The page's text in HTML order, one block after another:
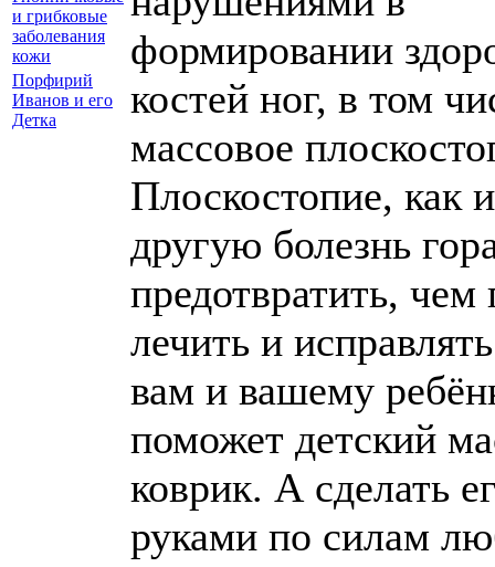
формировании
костей ног, в том
массовое
Плоскостопие, как
другую болезнь
предотвратить, чем
лечить и
вам и вашему
поможет детский
коврик. А сделать
руками по силам
и грибковые
заболевания
кожи
Порфирий
Иванов и его
Детка